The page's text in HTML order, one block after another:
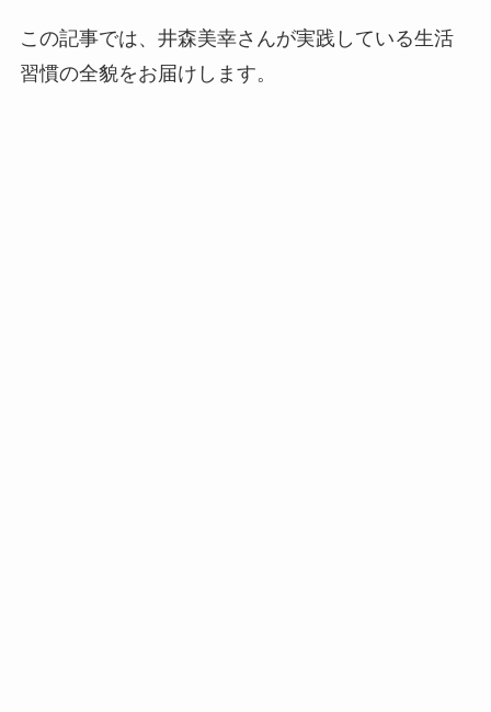
この記事では、井森美幸さんが実践している生活
習慣の全貌をお届けします。